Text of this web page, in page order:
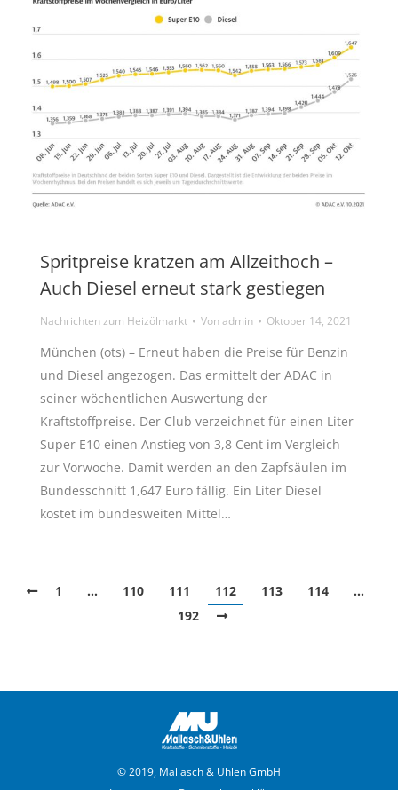
Spritpreise kratzen am Allzeithoch –
Auch Diesel erneut stark gestiegen
Nachrichten zum Heizölmarkt Vonadmin Oktober 14, 2021
München (ots) – Erneut haben die Preise für Benzin
und Diesel angezogen. Das ermittelt der ADAC in
seiner wöchentlichen Auswertung der
Kraftstoffpreise. Der Club verzeichnet für einen Liter
Super E10 einen Anstieg von 3,8 Cent im Vergleich
zur Vorwoche. Damit werden an den Zapfsäulen im
Bundesschnitt 1,647 Euro fällig. Ein Liter Diesel
kostet im bundesweiten Mittel…
1 … 110 111 112 113 114
…
192
© 2019, Mallasch & Uhlen GmbH